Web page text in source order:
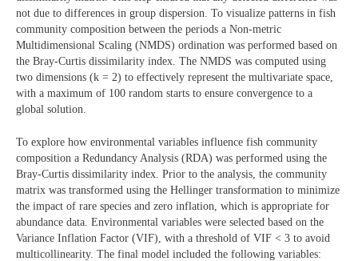
not due to differences in group dispersion. To visualize patterns in fish
community composition between the periods a Non-metric
Multidimensional Scaling (NMDS) ordination was performed based on
the Bray-Curtis dissimilarity index. The NMDS was computed using
two dimensions (k = 2) to effectively represent the multivariate space,
with a maximum of 100 random starts to ensure convergence to a
global solution.
To explore how environmental variables influence fish community
composition a Redundancy Analysis (RDA) was performed using the
Bray-Curtis dissimilarity index. Prior to the analysis, the community
matrix was transformed using the Hellinger transformation to minimize
the impact of rare species and zero inflation, which is appropriate for
abundance data. Environmental variables were selected based on the
Variance Inflation Factor (VIF), with a threshold of VIF < 3 to avoid
multicollinearity. The final model included the following variables: